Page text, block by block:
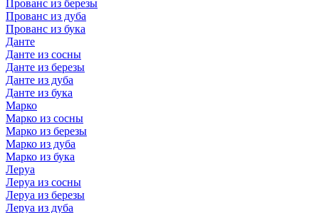
Прованс из березы
Прованс из дуба
Прованс из бука
Данте
Данте из сосны
Данте из березы
Данте из дуба
Данте из бука
Марко
Марко из сосны
Марко из березы
Марко из дуба
Марко из бука
Леруа
Леруа из сосны
Леруа из березы
Леруа из дуба